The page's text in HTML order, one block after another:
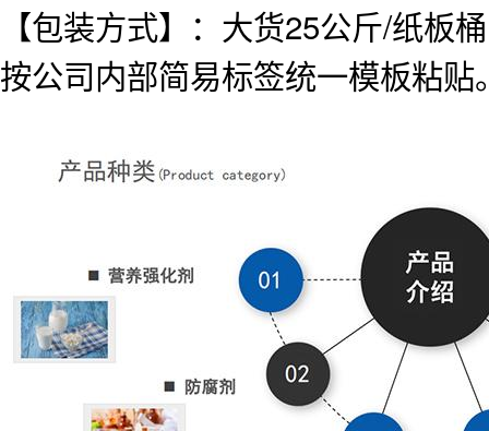
【包装方式】：大货25公斤/纸板
按公司内部简易标签统一模板粘贴